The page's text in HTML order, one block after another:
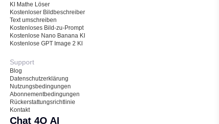
KI Mathe Löser
Kostenloser Bildbeschreiber
Text umschreiben
Kostenloses Bild-zu-Prompt
Kostenlose Nano Banana KI
Kostenlose GPT Image 2 KI
Support
Blog
Datenschutzerklärung
Nutzungsbedingungen
Abonnementbedingungen
Rückerstattungsrichtlinie
Kontakt
Chat 4O AI